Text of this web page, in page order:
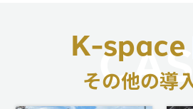
K-space
その他の導